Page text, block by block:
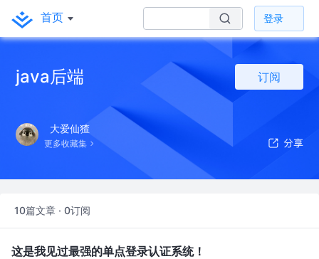
首页 登录
java后端 订阅
大爱仙猹
更多收藏集
10篇文章 · 0订阅
这是我见过最强的单点登录认证系统！